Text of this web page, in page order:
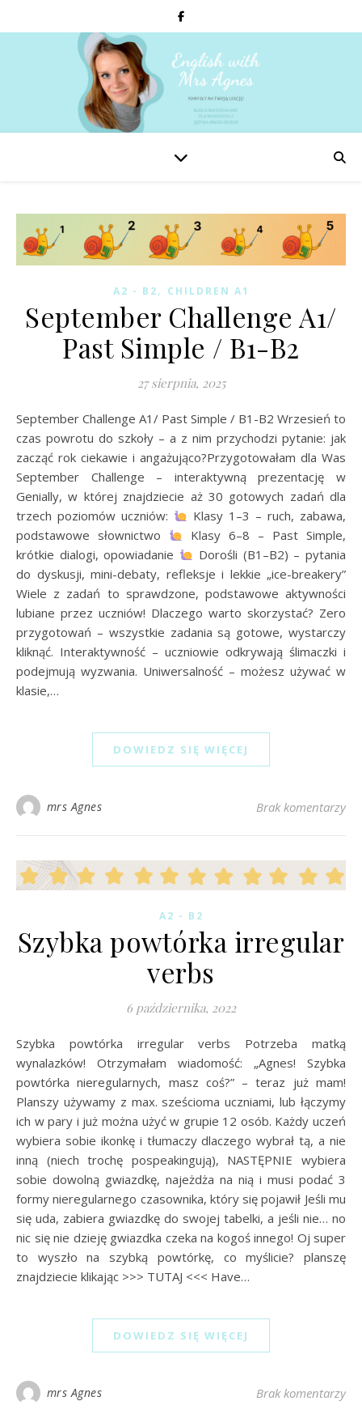
A2 - B2, CHILDREN A1
September Challenge A1/
Past Simple / B1-B2
27 sierpnia, 2025
September Challenge A1/ Past Simple / B1-B2 Wrzesień to
czas powrotu do szkoły – a z nim przychodzi pytanie: jak
zacząć rok ciekawie i angażująco?Przygotowałam dla Was
September Challenge – interaktywną prezentację w
Genially, w której znajdziecie aż 30 gotowych zadań dla
trzech poziomów uczniów:
Klasy 1–3 – ruch, zabawa,
podstawowe słownictwo
Klasy 6–8 – Past Simple,
krótkie dialogi, opowiadanie
Dorośli (B1–B2) – pytania
do dyskusji, mini-debaty, refleksje i lekkie „ice-breakery”
Wiele z zadań to sprawdzone, podstawowe aktywności
lubiane przez uczniów! Dlaczego warto skorzystać? Zero
przygotowań – wszystkie zadania są gotowe, wystarczy
kliknąć. Interaktywność – uczniowie odkrywają ślimaczki i
podejmują wyzwania. Uniwersalność – możesz używać w
klasie,…
DOWIEDZ SIĘ WIĘCEJ
mrs Agnes Brak komentarzy
A2 - B2
Szybka powtórka irregular
verbs
6 października, 2022
Szybka powtórka irregular verbs Potrzeba matką
wynalazków! Otrzymałam wiadomość: „Agnes! Szybka
powtórka nieregularnych, masz coś?” – teraz już mam!
Planszy używamy z max. sześcioma uczniami, lub łączymy
ich w pary i już można użyć w grupie 12 osób. Każdy uczeń
wybiera sobie ikonkę i tłumaczy dlaczego wybrał tą, a nie
inną (niech trochę pospeakingują), NASTĘPNIE wybiera
sobie dowolną gwiazdkę, najeżdża na nią i musi podać 3
formy nieregularnego czasownika, który się pojawił Jeśli mu
się uda, zabiera gwiazdkę do swojej tabelki, a jeśli nie… no
nic się nie dzieję gwiazdka czeka na kogoś innego! Oj super
to wyszło na szybką powtórkę, co myślicie? planszę
znajdziecie klikając >>> TUTAJ <<< Have…
DOWIEDZ SIĘ WIĘCEJ
mrs Agnes Brak komentarzy